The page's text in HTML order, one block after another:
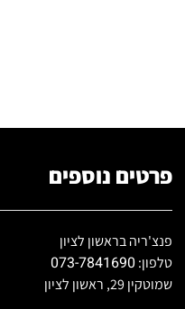
פרטים נוספים
פנצ'ריה בראשון לציון
טלפון:073-7841690
שמוטקין 29, ראשון לציון